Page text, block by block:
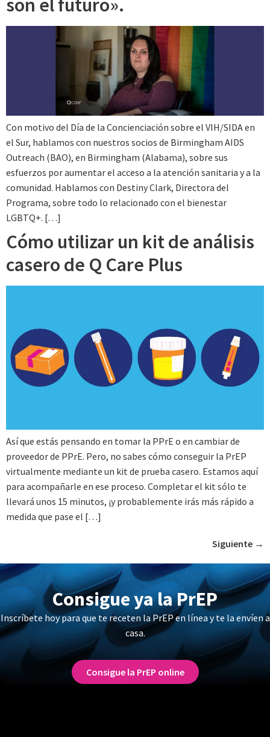
Con motivo del Día de la Concienciación sobre el VIH/SIDA en
el Sur, hablamos con nuestros socios de Birmingham AIDS
Outreach (BAO), en Birmingham (Alabama), sobre sus
esfuerzos por aumentar el acceso a la atención sanitaria y a la
comunidad. Hablamos con Destiny Clark, Directora del
Programa, sobre todo lo relacionado con el bienestar
LGBTQ+. […]
Cómo utilizar un kit de análisis
casero de Q Care Plus
Así que estás pensando en tomar la PPrE o en cambiar de
proveedor de PPrE. Pero, no sabes cómo conseguir la PrEP
virtualmente mediante un kit de prueba casero. Estamos aquí
para acompañarle en ese proceso. Completar el kit sólo te
llevará unos 15 minutos, ¡y probablemente irás más rápido a
medida que pase el […]
Siguiente →
Consigue ya la PrEP
Inscríbete hoy para que te receten la PrEP en línea y te la envíen a
casa.
Consigue la PrEP online